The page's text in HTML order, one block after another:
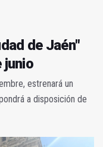
de Jaén"
junio
estrenará un
a disposición de